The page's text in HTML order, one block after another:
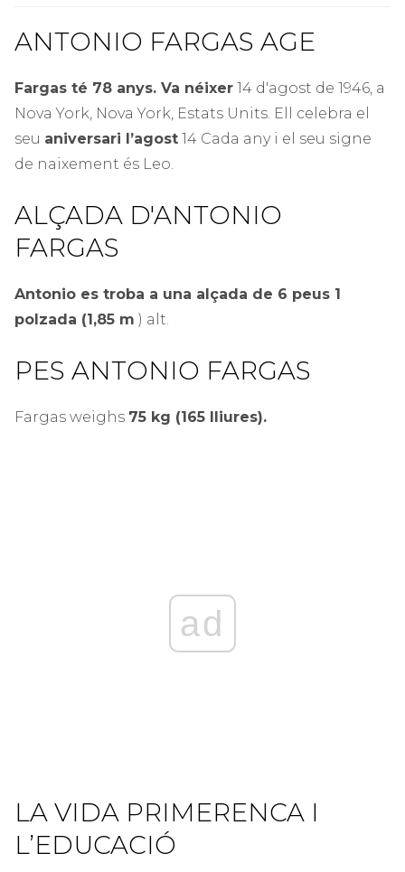
ANTONIO FARGAS AGE
Fargas té 78 anys. Va néixer 14 d'agost de 1946, a
Nova York, Nova York, Estats Units. Ell celebra el
seu aniversari l’agost 14 Cada any i el seu signe
de naixement és Leo.
ALÇADA D'ANTONIO
FARGAS
Antonio es troba a una alçada de 6 peus 1
polzada (1,85 m ) alt.
PES ANTONIO FARGAS
Fargas weighs 75 kg (165 lliures).
ad
LA VIDA PRIMERENCA I
L’EDUCACIÓ